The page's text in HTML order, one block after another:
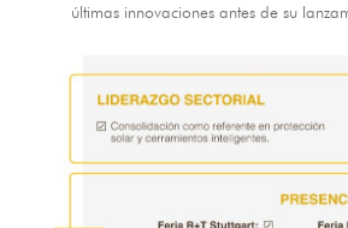
últimas innovaciones antes de su